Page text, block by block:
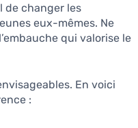
de changer les
eux-mêmes. Ne
qui valorise le
En voici
: